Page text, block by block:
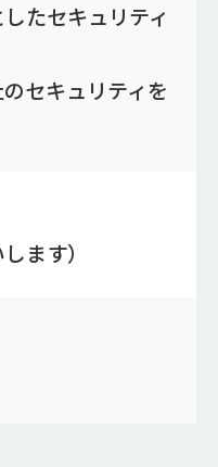
たセキュリティ
セキュリティを
ます）